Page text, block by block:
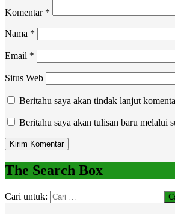
Komentar *
Nama *
Email *
Situs Web
Beritahu saya akan tindak lanjut
Beritahu saya akan tulisan baru melalui
The Search Box
Cari untuk: